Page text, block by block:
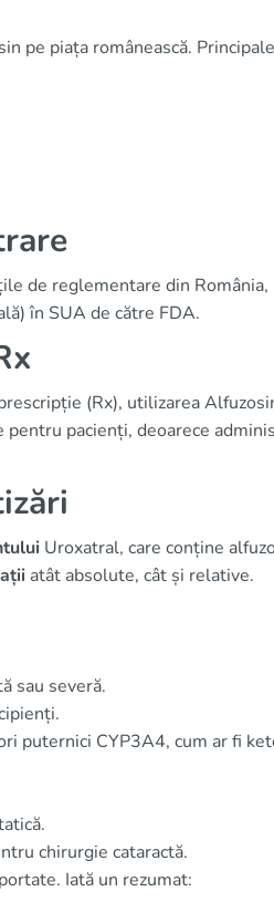
pe piața românească.
de reglementare din
în SUA de către FDA.
(Rx), utilizarea
pacienți, deoarece
Uroxatral, care conține
atât absolute, cât și relative.
sau severă.
puternici CYP3A4, cum ar fi
chirurgie cataractă.
Iată un rezumat: